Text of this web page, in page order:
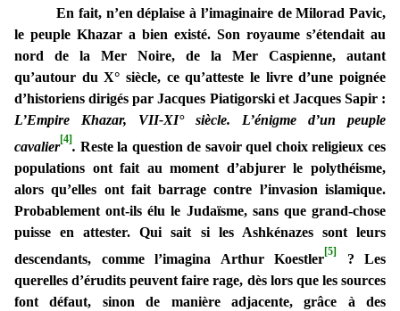
En fait, n’en déplaise à l’imaginaire de Milorad Pavic,
le peuple Khazar a bien existé. Son royaume s’étendait au
nord de la Mer Noire, de la Mer Caspienne, autant
qu’autour du X° siècle, ce qu’atteste le livre d’une poignée
d’historiens dirigés par Jacques Piatigorski et Jacques Sapir :
L’Empire Khazar, VII-XI° siècle. L’énigme d’un peuple
cavalier[4]. Reste la question de savoir quel choix religieux ces
populations ont fait au moment d’abjurer le polythéisme,
alors qu’elles ont fait barrage contre l’invasion islamique.
Probablement ont-ils élu le Judaïsme, sans que grand-chose
puisse en attester. Qui sait si les Ashkénazes sont leurs
descendants, comme l’imagina Arthur Koestler[5]
? Les
querelles d’érudits peuvent faire rage, dès lors que les sources
font défaut, sinon de manière adjacente, grâce à des